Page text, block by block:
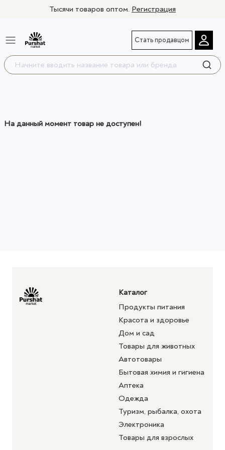
Тысячи товаров оптом. Регистрация
Стать продавцом
На данный момент товар не доступен!
Каталог
Продукты питания
Красота и здоровье
Дом и сад
Товары для животных
Автотовары
Бытовая химия и гигиена
Аптека
Одежда
Туризм, рыбалка, охота
Электроника
Товары для взрослых